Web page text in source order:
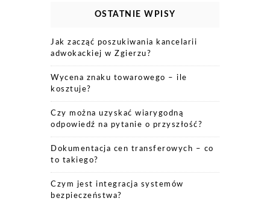
OSTATNIE WPISY
Jak zacząć poszukiwania kancelarii
adwokackiej w Zgierzu?
Wycena znaku towarowego – ile
kosztuje?
Czy można uzyskać wiarygodną
odpowiedź na pytanie o przyszłość?
Dokumentacja cen transferowych – co
to takiego?
Czym jest integracja systemów
bezpieczeństwa?